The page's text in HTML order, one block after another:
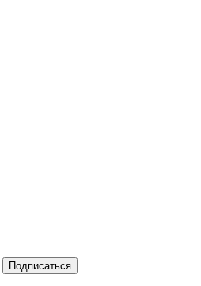
Подписаться